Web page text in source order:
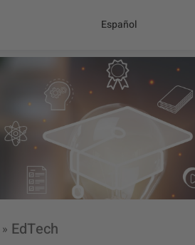
Español
» EdTech